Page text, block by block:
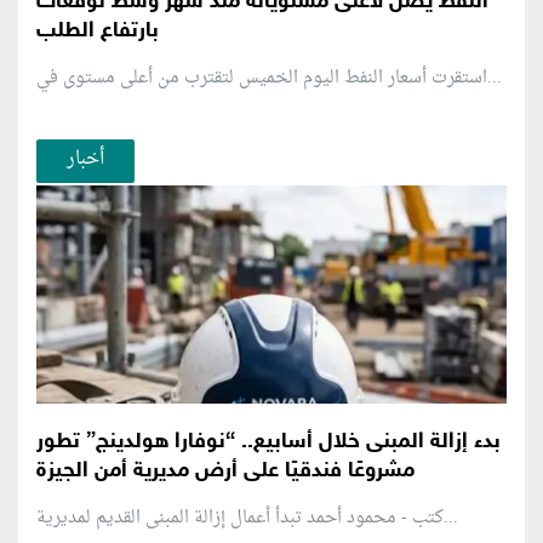
بارتفاع الطلب
استقرت أسعار النفط اليوم الخميس لتقترب من أعلى مستوى في...
أخبار
بدء إزالة المبنى خلال أسابيع.. “نوفارا هولدينج” تطور
مشروعًا فندقيًا على أرض مديرية أمن الجيزة
كتب - محمود أحمد تبدأ أعمال إزالة المبنى القديم لمديرية...